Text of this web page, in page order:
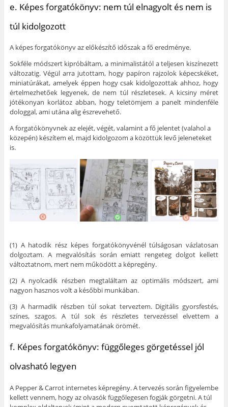
e. Képes forgatókönyv: nem túl elnagyolt és nem is
túl kidolgozott
A képes forgatókönyv az előkészítő időszak a fő eredménye.
Sokféle módszert kipróbáltam, a minimalistától a teljesen kiszínezett
változatig. Végül arra jutottam, hogy papíron rajzolok képecskéket,
miniatúrákat, amelyek éppen hogy csak kidolgozottak ahhoz, hogy
értelmezhetőek legyenek, de nem túl részletesek. A kicsiny méret
jótékonyan korlátoz abban, hogy teletömjem a panelt mindenféle
dologgal, ami utána alig észrevehető.
A forgatókönyvnek az elejét, végét, valamint a fő jelentet (valahol a
közepén) készítem el, majd kidolgozom a közöttük levő jeleneteket
is.
(1) A hatodik rész képes forgatókönyvénél túlságosan vázlatosan
dolgoztam. A megvalósítás során emiatt rengeteg dolgot kellett
változtatnom, mert nem működött a képregény.
(2) A nyolcadik részben megtaláltam az optimális módszert, ami
nagyon hasznos volt a későbbi munkában.
(3) A harmadik részben túl sokat terveztem. Digitális gyorsfestés,
színes, szagos. A túl sok és részletes tervezéssel elvettem a
megvalósítás munkafolyamatának örömét.
f. Képes forgatókönyv: függőleges görgetéssel jól
olvasható legyen
A Pepper & Carrot internetes képregény. A tervezés során figyelembe
kellett vennem, hogy az olvasók függőlegesen fogják görgetni. A túl